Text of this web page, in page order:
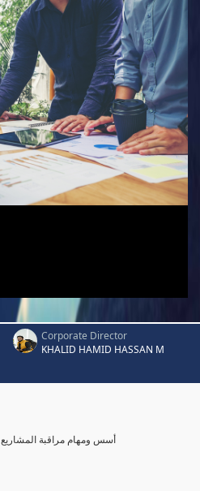
Corporate Director
KHALID HAMID HASSAN M
Foundations of Projects Control | أسس ومهام مراقبة المشاريع